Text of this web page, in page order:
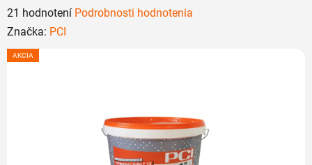
Priemerné
hodnotenie
produktu
21 hodnotení Podrobnosti hodnotenia
Značka: PCI
AKCIA